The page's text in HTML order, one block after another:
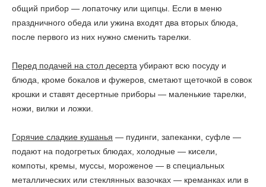
общий прибор — лопаточку или щипцы. Если в меню
праздничного обеда или ужина входят два вторых блюда,
после первого из них нужно сменить тарелки.
Перед подачей на стол десерта убирают всю посуду и
блюда, кроме бокалов и фужеров, сметают щеточкой в совок
крошки и ставят десертные приборы — маленькие тарелки,
ножи, вилки и ложки.
Горячие сладкие кушанья — пудинги, запеканки, суфле —
подают на подогретых блюдах, холодные — кисели,
компоты, кремы, муссы, мороженое — в специальных
металлических или стеклянных вазочках — креманках или в